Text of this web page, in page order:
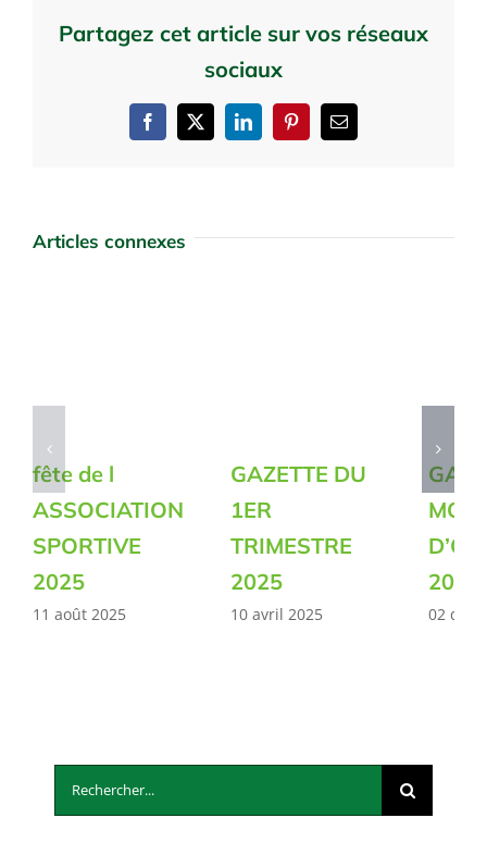
Partagez cet article sur vos réseaux
sociaux
Facebook
X LinkedInPinterestEmail
Articles connexes
fête de l
ASSOCIATION
SPORTIVE
2025
11 août 2025
GAZETTE DU
1ER
TRIMESTRE
2025
10 avril 2025
MOIS
2024
02
Rechercher: